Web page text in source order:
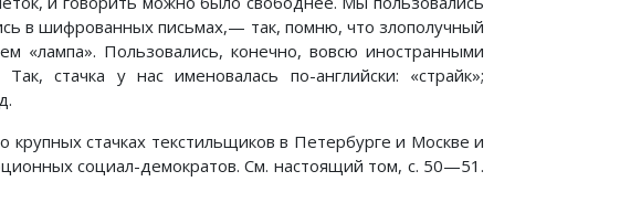
в шифрованных письмах,— так, помню, что злополучный
«лампа». Пользовались, конечно, вовсю иностранными
стачка у нас именовалась по-английски: «страйк»;
крупных стачках текстильщиков в Петербурге и Москве и
социал-демократов. См. настоящий том, с. 50—51.